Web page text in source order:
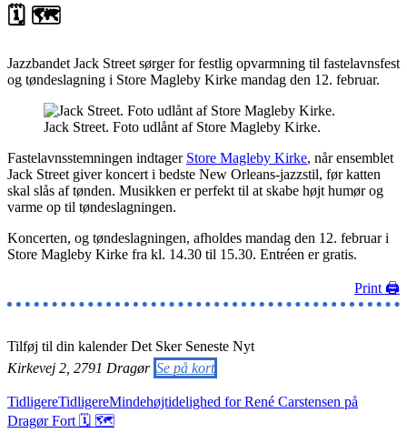
🗓 🗺
Jazzbandet Jack Street sørger for festlig opvarmning til fastelavnsfest
og tøndeslagning i Store Magleby Kirke mandag den 12. februar.
Jack Street. Foto udlånt af Store Magleby Kirke.
Fastelavnsstemningen indtager Store Magleby Kirke, når ensemblet
Jack Street giver koncert i bedste New Orleans-jazzstil, før katten
skal slås af tønden. Musikken er perfekt til at skabe højt humør og
varme op til tøndeslagningen.
Koncerten, og tøndeslagningen, afholdes mandag den 12. februar i
Store Magleby Kirke fra kl. 14.30 til 15.30. Entréen er gratis.
Print 🖨
Tilføj til din kalender Det Sker Seneste Nyt
Kirkevej 2, 2791 Dragør Se på kort
TidligereTidligereMindehøjtidelighed for René Carstensen på
Dragør Fort 🗓 🗺